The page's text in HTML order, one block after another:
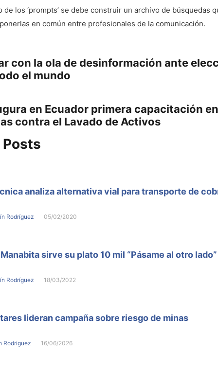
de los ‘prompts’ se debe construir un archivo de búsquedas
en común entre profesionales de la comunicación.
con la ola de desinformación ante
el mundo
en Ecuador primera capacitación en
contra el Lavado de Activos
analiza alternativa vial para transporte de
Rodríguez 05/02/2020
sirve su plato 10 mil “Pásame al otro lado”
Rodríguez 18/03/2022
lideran campaña sobre riesgo de minas
Rodriguez 16/06/2026